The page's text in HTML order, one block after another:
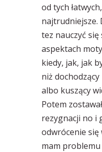
od tych
najtrudniejsze.
tez nauczyć
aspektach
kiedy, jak, jak
niż
albo kuszący
Potem
rezygnacji no i
odwrócenie się
mam